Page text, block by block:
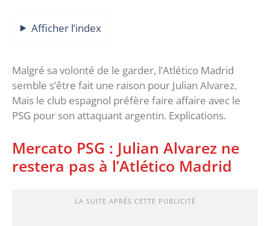
Afficher l’index
Malgré sa volonté de le garder, l’Atlético Madrid
semble s’être fait une raison pour Julian Alvarez.
Mais le club espagnol préfère faire affaire avec le
PSG pour son attaquant argentin. Explications.
Mercato PSG : Julian Alvarez ne
restera pas à l’Atlético Madrid
LA SUITE APRÈS CETTE PUBLICITÉ